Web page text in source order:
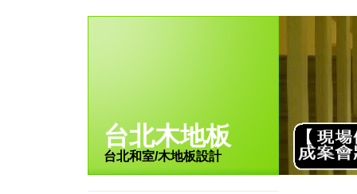
台北木地板
台北和室/木地板設計